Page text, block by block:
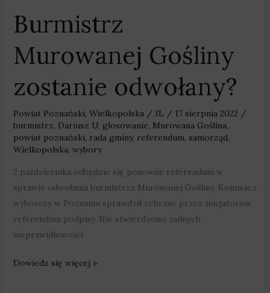
Burmistrz
Murowanej Gośliny
zostanie odwołany?
Powiat Poznański, Wielkopolska/ JL / 17 sierpnia 2022 /
burmistrz, Dariusz U, głosowanie, Murowana Goślina,
powiat poznański, rada gminy, referendum, samorząd,
Wielkopolska, wybory
2 października odbędzie się ponowne referendum w
sprawie odwołania burmistrza Murowanej Gośliny. Komisarz
wyborczy w Poznaniu sprawdził zebrane przez inicjatorów
referendum podpisy. Nie stwierdzono żadnych
nieprawidłowości.
Dowiedz się więcej »